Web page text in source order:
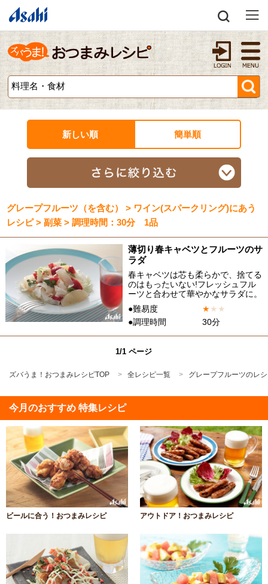
新しい順 簡単順
グレープフルーツ（を含む） > ワイン(スパークリング)にあう
レシピ > 副菜 > 調理時間：30分 1品
薄切り春キャベツとフルーツのサ
ラダ
春キャベツは芯も柔らかで、捨てる
のはもったいない!フレッシュフル
ーツと合わせて華やかなサラダに。
●難易度
★★ ★
●調理時間
30分
1/1 ページ
ズバうま！おつまみレシピTOP 全レシピ一覧 グレープフルーツのレ
今月のおすすめ 特集レシピ
ビールに合う！おつまみレシピ アウトドア！おつまみレシピ